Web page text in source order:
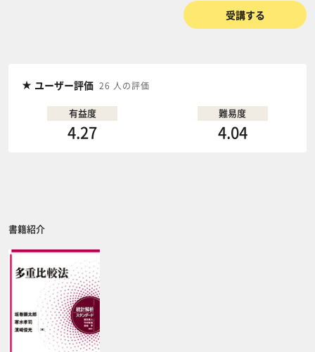
受講する
ユーザー評価 26 人の評価
有益度
4.27
難易度
4.04
書籍紹介